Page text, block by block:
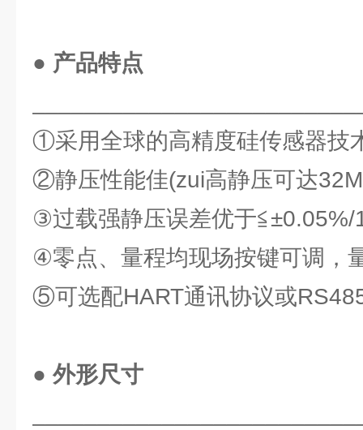
● 产品特点
①采用全球的高精度硅传感器技
②静压性能佳(zui高静压可达
③过载强静压误差优于≦±0.05%/
④零点、量程均现场按键可调，
⑤可选配HART通讯协议或
● 外形尺寸